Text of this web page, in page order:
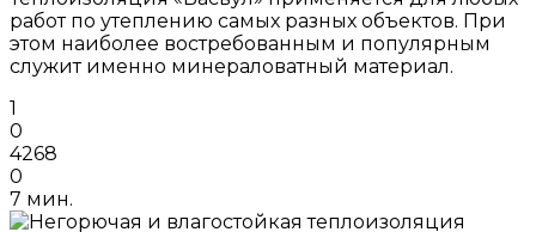
работ по утеплению самых разных объектов. При
этом наиболее востребованным и популярным
служит именно минераловатный материал.
1
0
4268
0
7 мин.